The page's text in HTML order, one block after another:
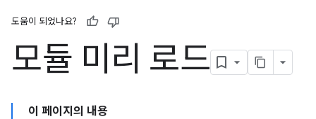
도움이 되었나요?
모듈 미리 로드
이 페이지의 내용